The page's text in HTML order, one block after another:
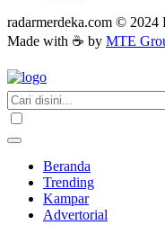
radarmerdeka.com ©
Made with ☕ by MTE
Beranda
Trending
Kampar
Advertorial